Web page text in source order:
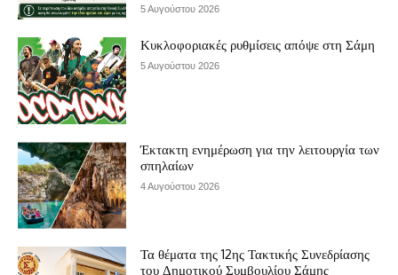
5 Αυγούστου 2026
Κυκλοφοριακές ρυθμίσεις απόψε στη Σάμη
5 Αυγούστου 2026
Έκτακτη ενημέρωση για την λειτουργία των
σπηλαίων
4 Αυγούστου 2026
Τα θέματα της 12ης Τακτικής Συνεδρίασης
του Δημοτικού Συμβουλίου Σάμης